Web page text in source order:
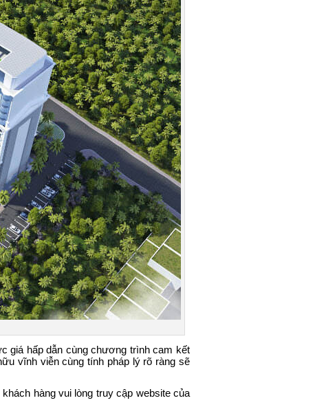
giá hấp dẫn cùng chương trình cam kết
vĩnh viễn cùng tính pháp lý rõ ràng sẽ
hàng vui lòng truy cập website của